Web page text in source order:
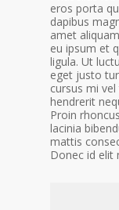
eros porta
dapibus
amet
eu ipsum et
ligula. Ut
eget justo
cursus mi
hendrerit
Proin
lacinia
mattis
Donec id elit